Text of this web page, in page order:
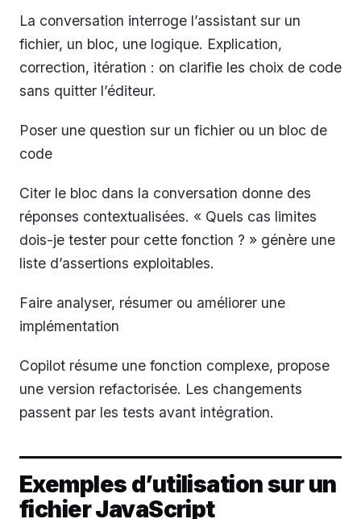
La conversation interroge l’assistant sur un
fichier, un bloc, une logique. Explication,
correction, itération : on clarifie les choix de code
sans quitter l’éditeur.
Poser une question sur un fichier ou un bloc de
code
Citer le bloc dans la conversation donne des
réponses contextualisées. « Quels cas limites
dois-je tester pour cette fonction ? » génère une
liste d’assertions exploitables.
Faire analyser, résumer ou améliorer une
implémentation
Copilot résume une fonction complexe, propose
une version refactorisée. Les changements
passent par les tests avant intégration.
Exemples d’utilisation sur un
fichier JavaScript